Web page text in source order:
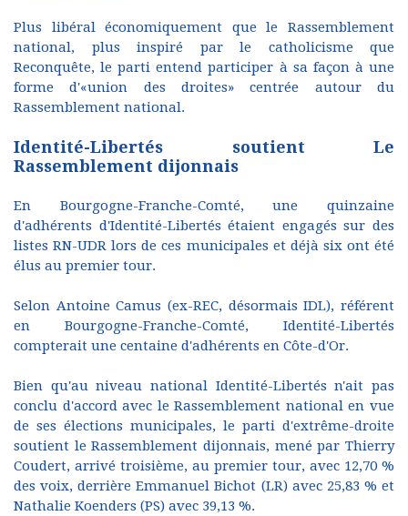
Plus libéral économiquement que le Rassemblement
national, plus inspiré par le catholicisme que
Reconquête, le parti entend participer à sa façon à une
forme d'«union des droites» centrée autour du
Rassemblement national.
Identité-Libertés soutient Le
Rassemblement dijonnais
En Bourgogne-Franche-Comté, une quinzaine
d'adhérents d'Identité-Libertés étaient engagés sur des
listes RN-UDR lors de ces municipales et déjà six ont été
élus au premier tour.
Selon Antoine Camus (ex-REC, désormais IDL), référent
en Bourgogne-Franche-Comté, Identité-Libertés
compterait une centaine d'adhérents en Côte-d'Or.
Bien qu'au niveau national Identité-Libertés n'ait pas
conclu d'accord avec le Rassemblement national en vue
de ses élections municipales, le parti d'extrême-droite
soutient le Rassemblement dijonnais, mené par Thierry
Coudert, arrivé troisième, au premier tour, avec 12,70 %
des voix, derrière Emmanuel Bichot (LR) avec 25,83 % et
Nathalie Koenders (PS) avec 39,13 %.